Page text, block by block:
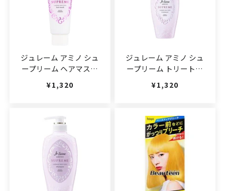
ジュレーム アミノ シュ
ープリーム ヘアマスク
ス)
通常価格
¥1,320
ジュレーム アミノ シュ
ープリーム トリートメ
グロス)
通常価格
¥1,320